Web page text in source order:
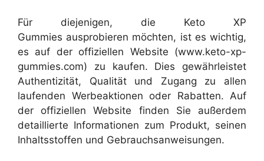
Für diejenigen, die Keto XP
Gummies ausprobieren möchten, ist es wichtig,
es auf der offiziellen Website (www.keto-xp-
gummies.com) zu kaufen. Dies gewährleistet
Authentizität, Qualität und Zugang zu allen
laufenden Werbeaktionen oder Rabatten. Auf
der offiziellen Website finden Sie außerdem
detaillierte Informationen zum Produkt, seinen
Inhaltsstoffen und Gebrauchsanweisungen.